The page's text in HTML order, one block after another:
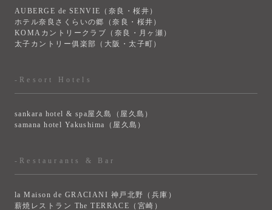
AUBERGE de SENVIE（奈良・桜井）
ホテル奈良さくらいの郷（奈良・桜井）
KOMAカントリークラブ（奈良・月ヶ瀬）
太子カントリー俱楽部（大阪・太子町）
-Resort Hotels
sankara hotel & spa屋久島（屋久島）
samana hotel Yakushima（屋久島）
-Restaurants & Bar
la Maison de GRACIANI 神戸北野（兵庫）
薪焼レストラン The TERRACE（宮崎）